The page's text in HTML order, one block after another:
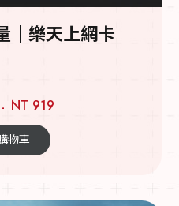
｜樂天上網卡
NT 919
物車